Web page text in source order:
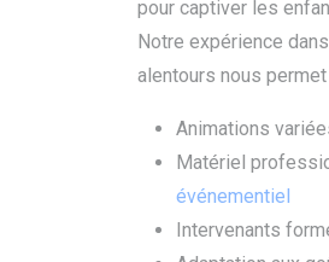
pour captiver les
Notre expérience
alentours nous
Animations
Matériel
événementiel
Intervenants